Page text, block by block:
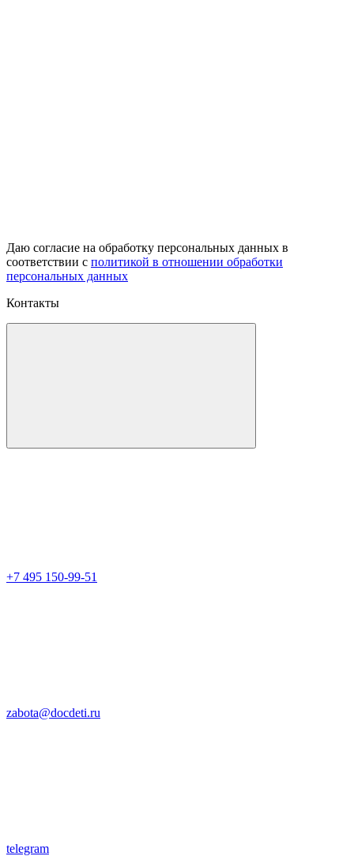
Даю согласие на обработку персональных данных в
соответствии с политикой в отношении обработки
персональных данных
Контакты
+7 495 150-99-51
zabota@docdeti.ru
telegram